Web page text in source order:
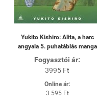
Yukito Kishiro: Alita, a harc
angyala 5. puhatáblás manga
Fogyasztói ár:
3995 Ft
Online ár:
3 595 Ft